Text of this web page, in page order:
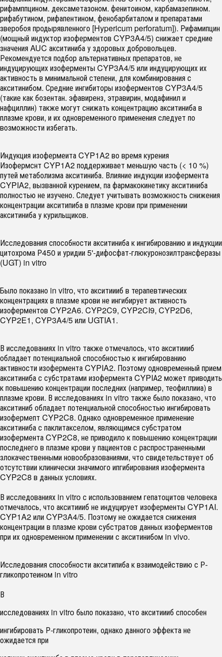
рифамппцином. дексаметазоном. фенитоином, карбамазепином.
рифабутином, рифапентином, фенобарбиталом и препаратами
зверобоя продырявленного [Hypericum perforatum]). Рифамипцин
(мощный индуктор изоферментов CYP3A4/5) снижает средние
значения AUC акситиниба у здоровых добровольцев.
Рекомендуется подбор альтернативных препаратов, не
индуцирующих изоферменты CYP3A4/5 или индуцирующих их
активность в минимальной степени, для комбинирования с
акситинибом. Средние ингибиторы изоферментов CYP3A4/5
(такие как бозентан. эфавиренз, этравирин, модафинил и
нафциллин) также могут снижать концентрацию акситиниба в
плазме крови, и их одновременного применения следует по
возможности избегать.
Индукция изофермеита CYP1A2 во время курения
Изофермснт CYP1A2 поддерживает меньшую часть (< 10 %)
путей метаболизма акситиниба. Влияние индукции изофермента
CYPIA2, вызванной курением, па фармакокинетику акситиниба
полностью не изучено. Следует учитывать возможность снижения
концентрации акситипиба в плазме крови при применении
акситиниба у курильщиков.
Исследования способности акситиниба к ингибированию и индукции
цитохрома Р450 и уридии 5'-дифосфат-глюкуронозилтрансферазы
(UGT) in vitro
Было показано in vitro, что акситиииб в терапевтических
концентрациях в плазме крови не ингибирует активность
изоферментов CYP2A6. CYP2C9, CYP2CI9, CYP2D6,
CYP2E1, CYP3A4/5 или UGTIA1.
В исследованиях in vitro также отмечалось, что акситиииб
обладает потенциальной способностью к ингибированию
активности изофермента CYPIA2. Поэтому одновременный прием
акситиниба с субстратами изофермента CYPIА2 может приводить
к повышению концентрации последних (например, теофиллииа) в
плазме крови. В исследованиях in vitro также было показано, что
акситиниб обладает потенциальной способностью ингибировать
изофермепт CYP2C8. Однако одновременное применение
акситиниба с паклитакселом, являющимся субстратом
изофермента CYP2C8, не приводило к повышению концентрации
последнего в плазме крови у пациентов с распространенными
злокачественными новообразованиями, что свидетельствует об
отсутствии клинически значимого ипгибирования изофермента
CYP2C8 в данных условиях.
В исследованиях in vitro с использованием гепатоцитов человека
отмечалось, что акситиииб не индуцирует изоферменты CYP1AI.
CYP1A2 или CYP3A4/5. Поэтому не ожидается снижения
концентрации в плазме крови субстратов данных изоферментов
при их одновременном применении с акситинибом in vivo.
Исследования способности акситипиба к взаимодействию с Р-
гликопротеином in vitro
В
исследованиях in vitro было показано, что акситиииб способен
ингибировать Р-гликопротеин, однако данного эффекта не
ожидается при